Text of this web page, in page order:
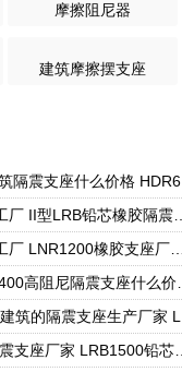
摩擦阻尼器
建筑摩擦摆支座